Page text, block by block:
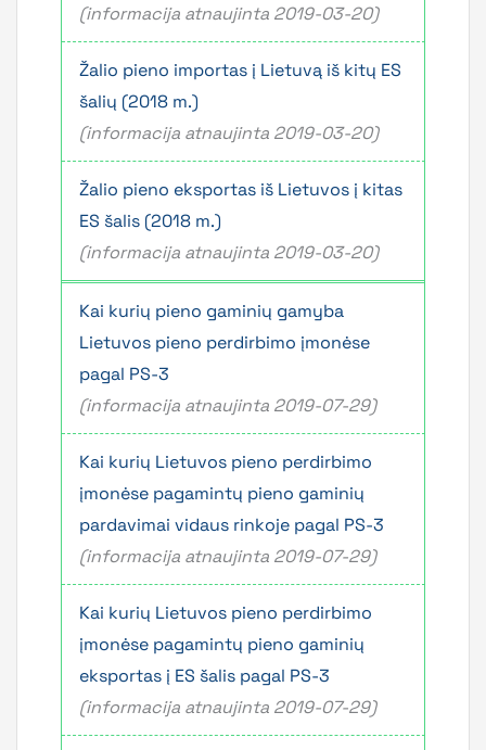
(informacija atnaujinta 2019-03-20)
Žalio pieno importas į Lietuvą iš kitų ES
šalių (2018 m.)
(informacija atnaujinta 2019-03-20)
Žalio pieno eksportas iš Lietuvos į kitas
ES šalis (2018 m.)
(informacija atnaujinta 2019-03-20)
Kai kurių pieno gaminių gamyba
Lietuvos pieno perdirbimo įmonėse
pagal PS-3
(informacija atnaujinta 2019-07-29)
Kai kurių Lietuvos pieno perdirbimo
įmonėse pagamintų pieno gaminių
pardavimai vidaus rinkoje pagal PS-3
(informacija atnaujinta 2019-07-29)
Kai kurių Lietuvos pieno perdirbimo
įmonėse pagamintų pieno gaminių
eksportas į ES šalis pagal PS-3
(informacija atnaujinta 2019-07-29)